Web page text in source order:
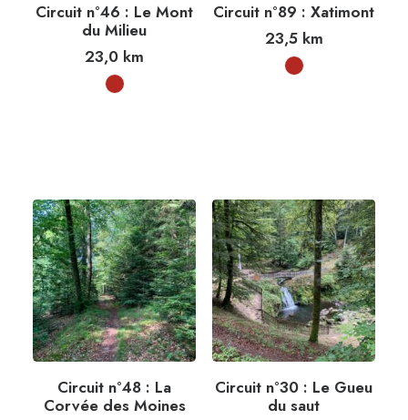
Circuit n°46 : Le Mont
du Milieu
23,0 km
Circuit n°89 : Xatimont
23,5km
Circuit n°48 : La
Corvée des Moines
Circuit n°30 : Le Gueu
du saut